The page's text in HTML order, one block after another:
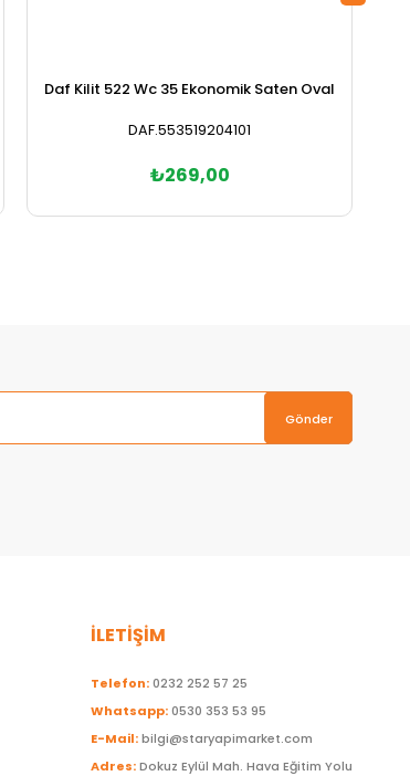
Daf Kilit 522 Wc 35 Ekonomik Saten Oval
DAF.553519204101
₺269,00
Gönder
İLETİŞİM
Telefon:0232 252 57 25
Whatsapp:0530 353 53 95
E-Mail:bilgi@staryapimarket.com
Adres:Dokuz Eylül Mah. Hava Eğitim Yolu